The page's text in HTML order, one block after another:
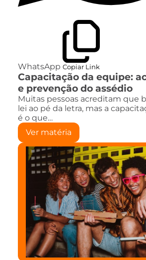
WhatsApp Copiar Link
Capacitação da equipe:
e prevenção do assédio
Muitas pessoas acreditam que
lei ao pé da letra, mas a
é o que…
Ver matéria